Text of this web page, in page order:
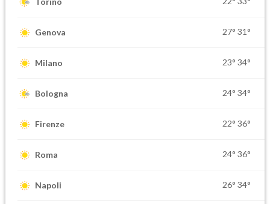
Genova 27° 31°
Milano 23° 34°
Bologna 24° 34°
Firenze 22° 36°
Roma 24° 36°
Napoli 26° 34°